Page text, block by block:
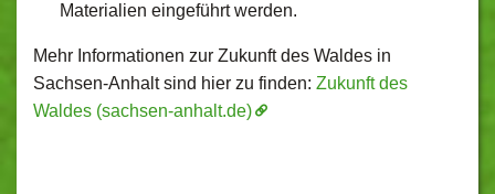
Materialien eingeführt werden.
Mehr Informationen zur Zukunft des Waldes in
Sachsen-Anhalt sind hier zu finden: Zukunft des
Waldes (sachsen-anhalt.de)